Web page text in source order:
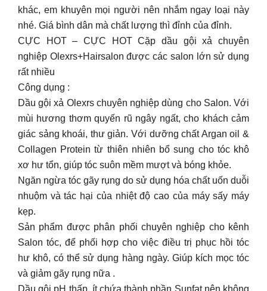
khác, em khuyên mọi người nên nhắm ngay loại này
nhé. Giá bình dân mà chất lượng thì đỉnh của đỉnh.
CỰC HOT – CỰC HOT Cặp dầu gội xả chuyên
nghiệp Olexrs+Hairsalon được các salon lớn sử dụng
rất nhiều
Công dụng :
Dầu gội xả Olexrs chuyên nghiệp dùng cho Salon. Với
mùi hương thơm quyến rũ ngây ngất, cho khách cảm
giác sảng khoái, thư giản. Với dưỡng chất Argan oil &
Collagen Protein từ thiên nhiên bổ sung cho tóc khô
xơ hư tổn, giúp tóc suôn mềm mượt và bóng khỏe.
Ngăn ngừa tóc gãy rụng do sử dụng hóa chất uốn duỗi
nhuộm và tác hại của nhiệt độ cao của máy sấy máy
kẹp.
Sản phẩm được phân phối chuyên nghiệp cho kênh
Salon tóc, để phối hợp cho việc điều trị phục hồi tóc
hư khô, có thể sử dụng hàng ngày. Giúp kích mọc tóc
và giảm gãy rụng nữa .
Dầu gội pH thấp, ít chứa thành phần Sunfat nên không